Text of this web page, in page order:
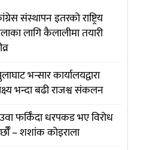
संस्थापन इतरको राष्ट्रिय
लागि कैलालीमा तयारी
भन्सार कार्यालयद्वारा
भन्दा बढी राजश्व संकलन
फर्किँदा धरपकड भए विरोध
– शशांक कोइराला